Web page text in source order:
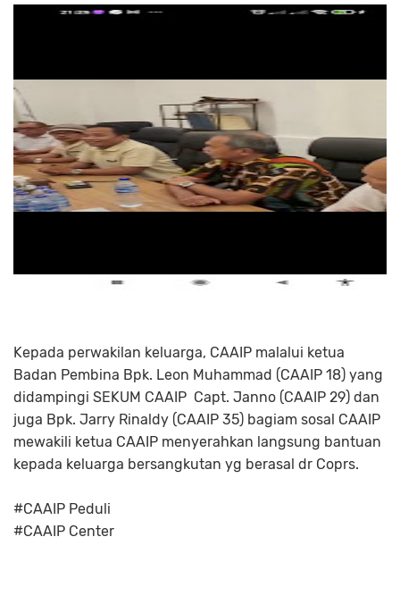
Kepada perwakilan keluarga, CAAIP malalui ketua
Badan Pembina Bpk. Leon Muhammad (CAAIP 18) yang
didampingi SEKUM CAAIP Capt. Janno (CAAIP 29) dan
juga Bpk. Jarry Rinaldy (CAAIP 35) bagiam sosal CAAIP
mewakili ketua CAAIP menyerahkan langsung bantuan
kepada keluarga bersangkutan yg berasal dr Coprs.
#CAAIP Peduli
#CAAIP Center